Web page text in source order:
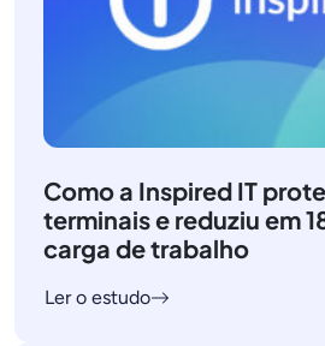
Como a Inspired IT
terminais e reduziu em
carga de trabalho
Ler o estudo